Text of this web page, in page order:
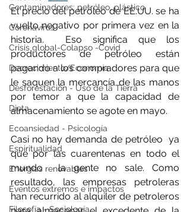
Contaminadores: petróleo, plástico
Coronavirus
Crisis global-Colapso -Covid
Decrecimiento/Economía
Desforestación - Uso de la Tierra
Dieta
Ecoansiedad - Psicología
Espiritualidad
Energías renovables
Eventos extremos e impactos
Filosofía - Sociología
El precio del petróleo de EE.UU. se ha
vuelto negativo por primera vez en la
historia.  Eso significa que los
productores de petróleo están
pagando a los compradores para que
le saquen la mercancía de las manos
por temor a que la capacidad de
almacenamiento se agote en mayo.
Casi no hay demanda de petróleo  ya
que por las cuarentenas en todo el
mundo  la gente no sale. Como
resultado, las empresas petroleras
han recurrido al alquiler de petroleros